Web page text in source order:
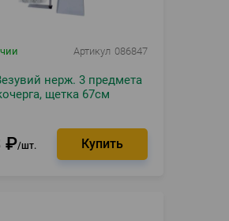
Артикул 086847
нерж. 3 предмета
щетка 67см
₽ шт.